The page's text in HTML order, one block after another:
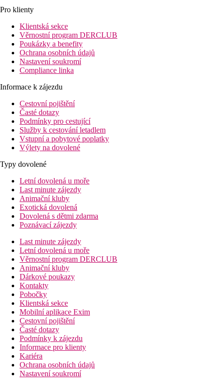
Pro klienty
Klientská sekce
Věrnostní program DERCLUB
Poukázky a benefity
Ochrana osobních údajů
Nastavení soukromí
Compliance linka
Informace k zájezdu
Cestovní pojištění
Časté dotazy
Podmínky pro cestující
Služby k cestování letadlem
Vstupní a pobytové poplatky
Výlety na dovolené
Typy dovolené
Letní dovolená u moře
Last minute zájezdy
Animační kluby
Exotická dovolená
Dovolená s dětmi zdarma
Poznávací zájezdy
Last minute zájezdy
Letní dovolená u moře
Věrnostní program DERCLUB
Animační kluby
Dárkové poukazy
Kontakty
Pobočky
Klientská sekce
Mobilní aplikace Exim
Cestovní pojištění
Časté dotazy
Podmínky k zájezdu
Informace pro klienty
Kariéra
Ochrana osobních údajů
Nastavení soukromí